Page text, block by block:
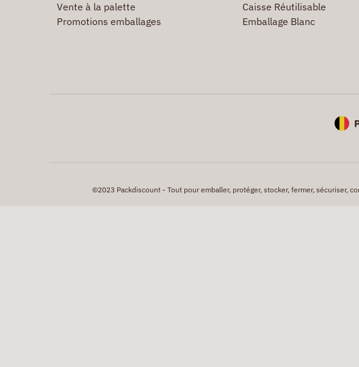
Vente à la palette
Promotions emballages
Caisse Réutilisable
Emballage Blanc
©2023 Packdiscount - Tout pour emballer, protéger, stocker, fermer, sécuriser,